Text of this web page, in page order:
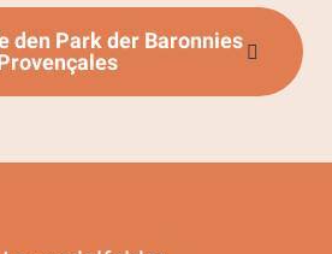
den Park der Baronnies